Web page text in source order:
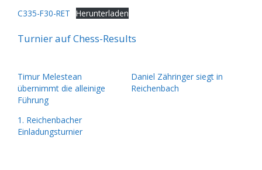
C335-F30-RET Herunterladen
Turnier auf Chess-Results
Timur Melestean
übernimmt die alleinige
Führung
Daniel Zähringer siegt in
Reichenbach
1. Reichenbacher
Einladungsturnier